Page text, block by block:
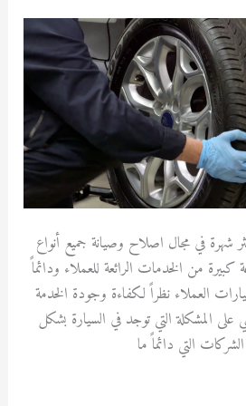
شهرة في مجال اصلاح وصيانة جميع أنواع
من الخدمات الرائعة للعملاء ودائماً
العملاء نظراً لكفاءة وجودة الخدمة
على المشكلة التي توجد في السيارة بشكل
التي دائماً ما